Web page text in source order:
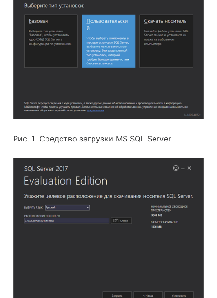
Рис. 1. Средство загрузки MS SQL Server